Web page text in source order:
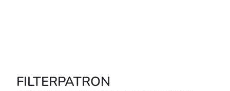
FILTERPATRON